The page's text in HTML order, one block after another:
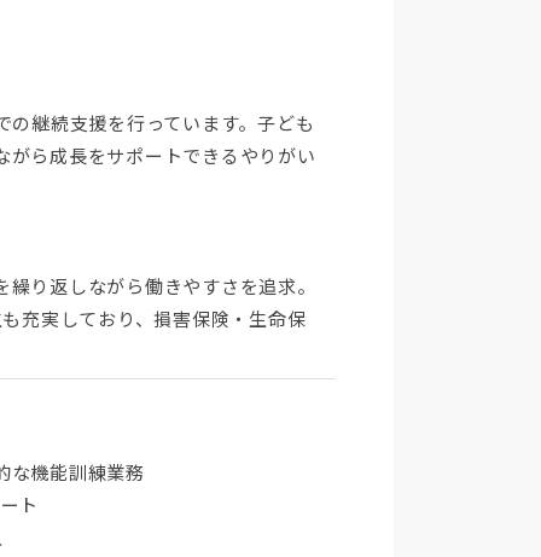
継続支援を行っています。子ども
ら成長をサポートできるやりがい
り返しながら働きやすさを追求。
充実しており、損害保険・生命保
な機能訓練業務
ト